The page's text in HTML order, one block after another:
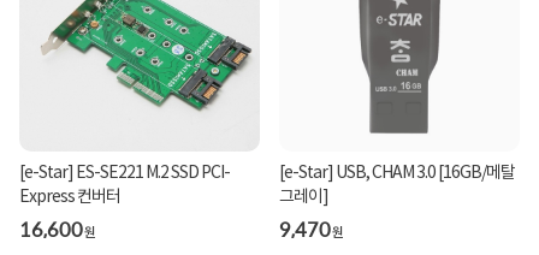
[e-Star] ES-SE221 M.2 SSD PCI-
Express 컨버터
16,600원
[e-Star] USB, CHAM 3.0 [16GB/메탈
그레이]
9,470원